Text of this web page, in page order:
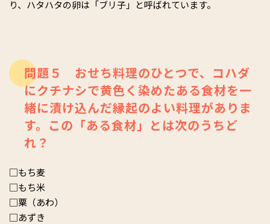
り、ハタハタの卵は「ブリ子」と呼ばれています。
問題５ おせち料理のひとつで、コハダ
にクチナシで黄色く染めたある食材を一
緒に漬け込んだ縁起のよい料理がありま
す。この「ある食材」とは次のうちど
れ？
□もち麦
□もち米
□粟（あわ）
□あずき